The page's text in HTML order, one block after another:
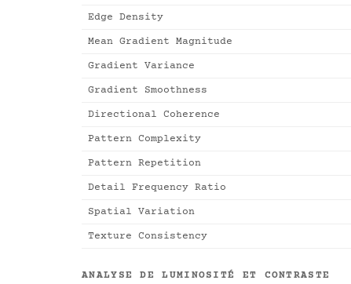
Edge Density
Mean Gradient Magnitude
Gradient Variance
Gradient Smoothness
Directional Coherence
Pattern Complexity
Pattern Repetition
Detail Frequency Ratio
Spatial Variation
Texture Consistency
ANALYSE DE LUMINOSITÉ ET CONTRASTE